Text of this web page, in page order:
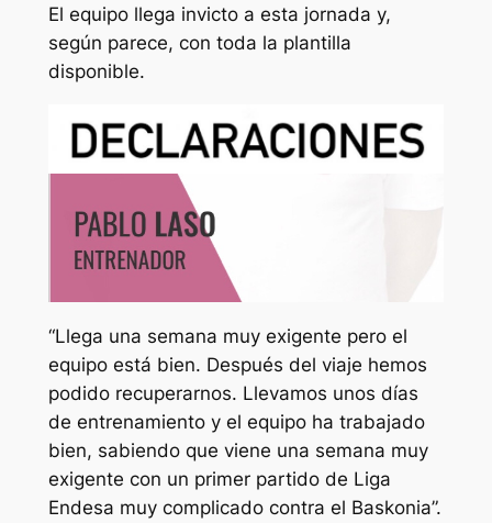
El equipo llega invicto a esta jornada y,
según parece, con toda la plantilla
disponible.
“Llega una semana muy exigente pero el
equipo está bien. Después del viaje hemos
podido recuperarnos. Llevamos unos días
de entrenamiento y el equipo ha trabajado
bien, sabiendo que viene una semana muy
exigente con un primer partido de Liga
Endesa muy complicado contra el Baskonia”.